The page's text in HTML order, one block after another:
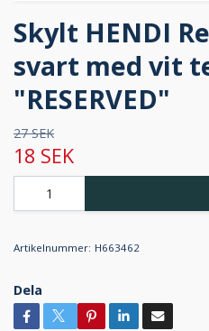
Skylt HENDI
svart med vit
"RESERVED"
27 SEK
18 SEK
Artikelnummer: H663462
Dela